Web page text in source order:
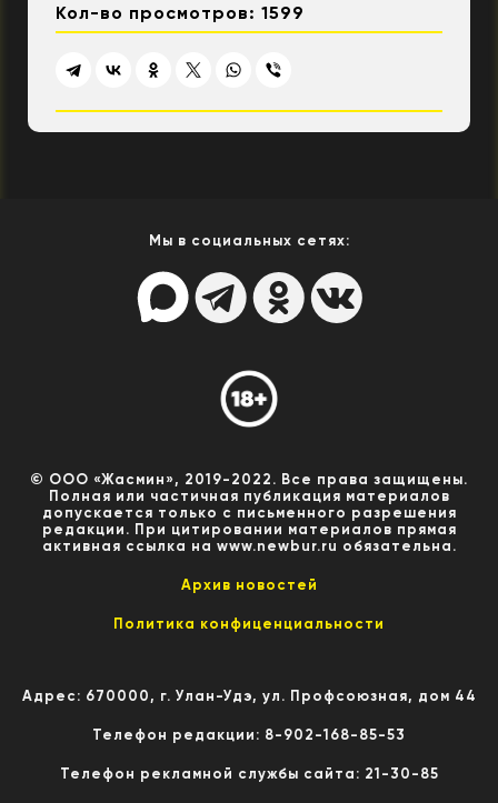
Кол-во просмотров: 1599
Мы в социальных сетях:
© ООО «Жасмин», 2019-2022. Все права защищены.
Полная или частичная публикация материалов
допускается только с письменного разрешения
редакции. При цитировании материалов прямая
активная ссылка на www.newbur.ru обязательна.
Архив новостей
Политика конфиценциальности
Адрес: 670000, г. Улан-Удэ, ул. Профсоюзная, дом 44
Телефон редакции: 8-902-168-85-53
Телефон рекламной службы сайта: 21-30-85